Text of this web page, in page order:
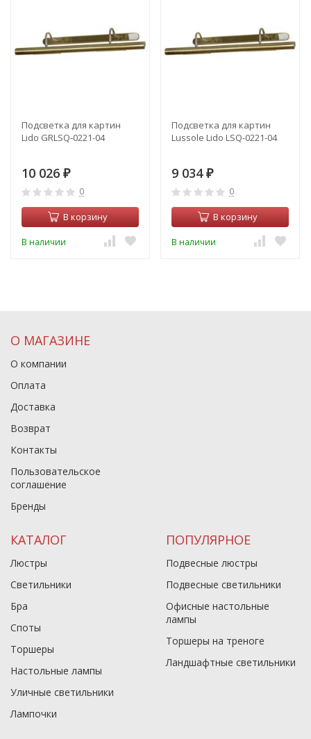
Подсветка для картин
Lido GRLSQ-0221-04
10 026 ₽
0
В корзину
В наличии
Подсветка для картин
Lussole Lido LSQ-0221-04
9 034 ₽
0
В корзину
В наличии
О МАГАЗИНЕ
О компании
Оплата
Доставка
Возврат
Контакты
Пользовательское
соглашение
Бренды
КАТАЛОГ
Люстры
Светильники
Бра
Споты
Торшеры
Настольные лампы
Уличные светильники
Лампочки
ПОПУЛЯРНОЕ
Подвесные люстры
Подвесные светильники
Офисные настольные
лампы
Торшеры на треноге
Ландшафтные светильники